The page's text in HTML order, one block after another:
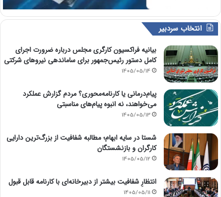
انتخاب سردبیر
بیانیه فراکسیون کارگری مجلس درباره ضرورت اجرای
کامل دستور رئیس‌جمهور برای ساماندهی نیروهای شرکتی
1405/05/14
پیام‌درمانی یا کارنامه‌محوری؟ مردم گزارش عملکرد
می‌خواهند، نه انبوه پیام‌های مناسبتی
1405/05/13
شستا در سایه ابهام؛ مطالبه شفافیت از بزرگ‌ترین دارایی
کارگران و بازنشستگان
1405/05/12
انتظارِ شفافیت بیشتر از دبیرخانه‌ای با کارنامه قابل قبول
1405/05/11